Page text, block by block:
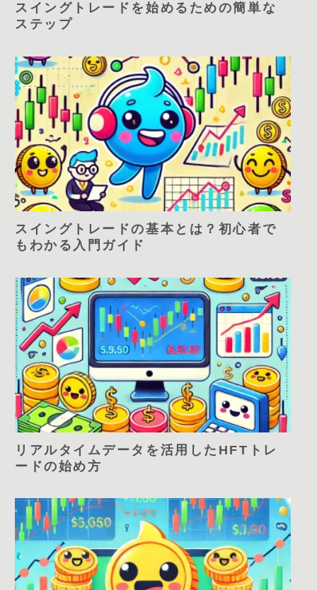
スイングトレードを始めるための簡単な
ステップ
スイングトレードの基本とは？初心者で
もわかる入門ガイド
リアルタイムデータを活用したHFTトレ
ードの始め方